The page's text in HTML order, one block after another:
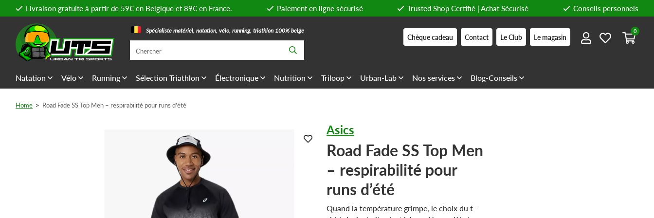
Livraison gratuite à partir de 59€ en Belgique et 89€ en France. Paiement en ligne sécurisé Trusted Shop Certifié | Achat Sécurisé Conseils personnels
Spécialiste matériel, natation, vélo, running, triathlon 100% belge
Chèque cadeau Contact Le Club Le magasin
0
Natation Vélo Running Sélection Triathlon Électronique Nutrition Triloop Urban-Lab Nos services Blog-Conseils
Home > Road Fade SS Top Men – respirabilité pour runs d’été
Asics
Road Fade SS Top Men
– respirabilité pour
runs d’été
Quand la température grimpe, le choix du t-